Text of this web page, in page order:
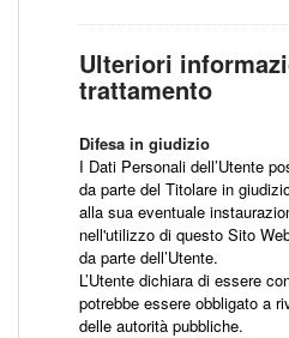
Ulteriori
trattamento
Difesa in giudizio
I Dati Personali dell’Utente
da parte del Titolare in
alla sua eventuale
nell'utilizzo di questo Sito
da parte dell’Utente.
L’Utente dichiara di essere
potrebbe essere obbligato a
delle autorità pubbliche.